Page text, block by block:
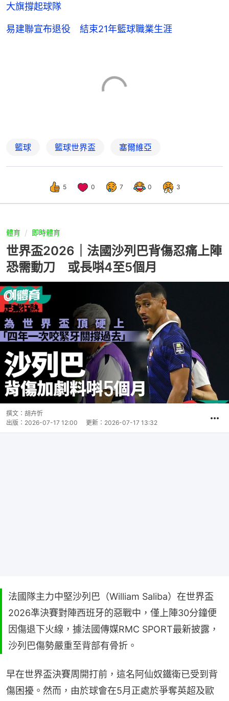
大旗撐起球隊
易建聯宣布退役 結束21年籃球職業生涯
籃球 籃球世界盃 塞爾維亞
5 0 7 0 3
體育 即時體育
世界盃2026｜法國沙列巴背傷忍痛上陣
恐需動刀 或長唞4至5個月
撰文： 胡卉忻
出版： 2026-07-17 12:00 更新： 2026-07-17 13:32
法國隊主力中堅沙列巴（William Saliba）在世界盃
2026凖決賽對陣西班牙的惡戰中，僅上陣30分鐘便
因傷退下火線，據法國傳媒RMC SPORT最新披露，
沙列巴傷勢嚴重至背部有骨折。
早在世界盃決賽周開打前，這名阿仙奴鐵衛已受到背
傷困擾。然而，由於球會在5月正處於爭奪英超及歐